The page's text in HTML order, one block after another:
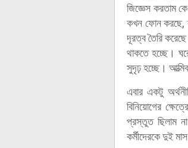
জিজ্ঞেস করতাম
কখন ফোন করছে,
দূরত্ব তৈরি
থাকতে হচ্ছে।
সুদৃঢ় হচ্ছে।
এবার একটু
বিনিয়োগের
প্রস্তুত ছিলাম
কর্মীদেরকে দুই